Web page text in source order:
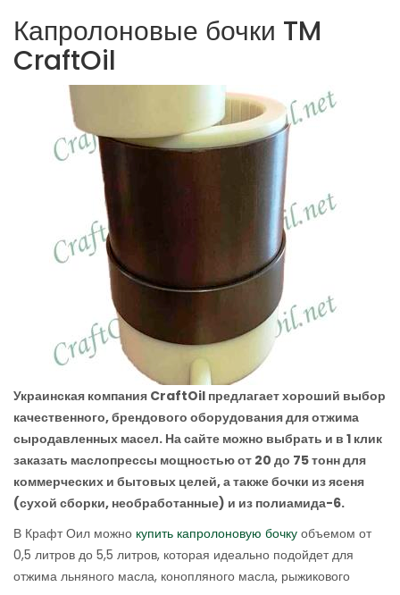
Капролоновые бочки TM
CraftOil
Украинская компания CraftOil предлагает хороший выбор
качественного, брендового оборудования для отжима
сыродавленных масел. На сайте можно выбрать и в 1 клик
заказать маслопрессы мощностью от 20 до 75 тонн для
коммерческих и бытовых целей, а также бочки из ясеня
(сухой сборки, необработанные) и из полиамида-6.
В Крафт Оил можно купить капролоновую бочку объемом от
0,5 литров до 5,5 литров, которая идеально подойдет для
отжима льняного масла, конопляного масла, рыжикового